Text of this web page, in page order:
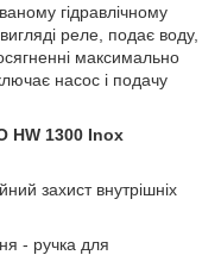
гідравлічному
реле, подає воду,
максимально
насос і подачу
HW 1300 Inox
захист внутрішніх
- ручка для